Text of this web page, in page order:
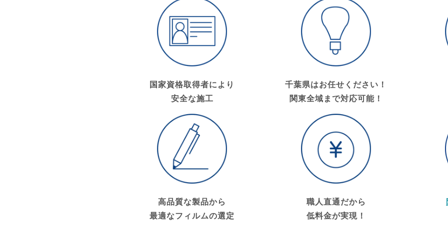
国家資格取得者により
安全な施工
千葉県はお任せください！
関東全域まで対応可能！
高品質な製品から
最適なフィルムの選定
職人直通だから
低料金が実現！